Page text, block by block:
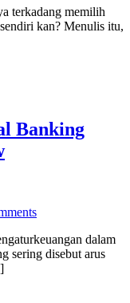
terkadang memilih
kan? Menulis itu,
Banking
dalam
sering disebut arus